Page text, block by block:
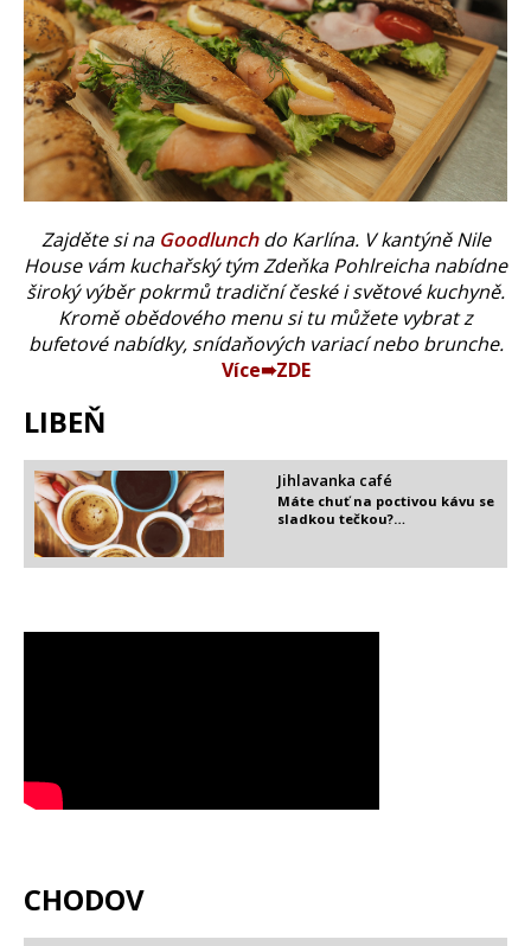
Zajděte si na Goodlunchdo Karlína. V kantýně Nile
House vám kuchařský tým Zdeňka Pohlreicha nabídne
široký výběr pokrmů tradiční české i světové kuchyně.
Kromě obědového menu si tu můžete vybrat z
bufetové nabídky, snídaňových variací nebo brunche.
Více➠ZDE
LIBEŇ
Jihlavanka café
Máte chuť na poctivou kávu se
sladkou tečkou?…
CHODOV